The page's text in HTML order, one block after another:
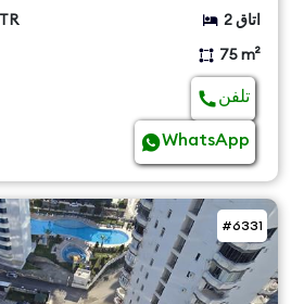
2 اتاق
75 m²
تلفن
WhatsApp
#6331